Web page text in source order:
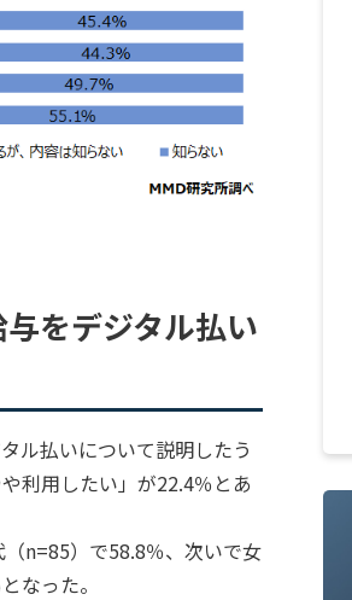
をデジタル払い
ル払いについて説明したう
利用したい」が22.4％とあ
n=85）で58.8％、次いで女
なった。